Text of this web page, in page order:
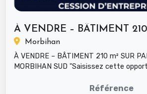
À VENDRE – BÂTIMENT 210
Morbihan
À VENDRE – BÂTIMENT 210 m² SUR
MORBIHAN SUD "Saisissez cette
Référence